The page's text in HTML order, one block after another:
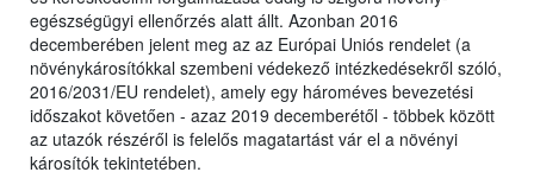
egészségügyi ellenőrzés alatt állt. Azonban 2016
decemberében jelent meg az az Európai Uniós rendelet (a
növénykárosítókkal szembeni védekező intézkedésekről szóló,
2016/2031/EU rendelet), amely egy hároméves bevezetési
időszakot követően - azaz 2019 decemberétől - többek között
az utazók részéről is felelős magatartást vár el a növényi
károsítók tekintetében.